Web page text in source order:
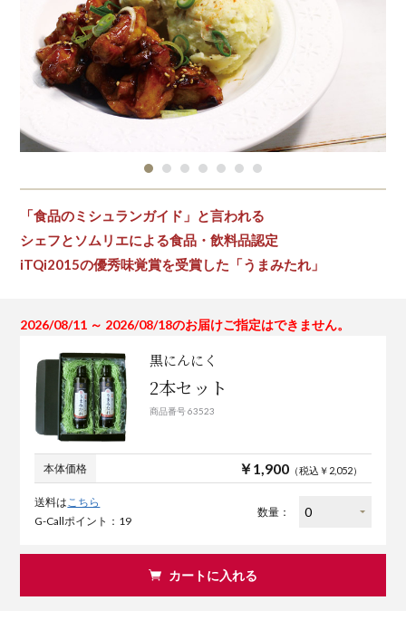
「食品のミシュランガイド」と言われる
シェフとソムリエによる食品・飲料品認定
iTQi2015の優秀味覚賞を受賞した「うまみたれ」
2026/08/11 ～ 2026/08/18のお届けご指定はできません。
黒にんにく
2本セット
商品番号 63523
本体価格 ￥1,900（税込￥2,052）
送料はこちら
G-Callポイント：19
数量：
カートに入れる